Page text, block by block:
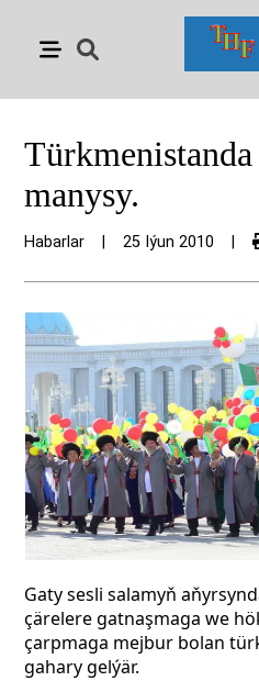
manysy.
Habarlar 25 Iýun 2010
Gaty sesli salamyň
çärelere gatnaşmaga we
çarpmaga mejbur bolan
gahary gelýär.